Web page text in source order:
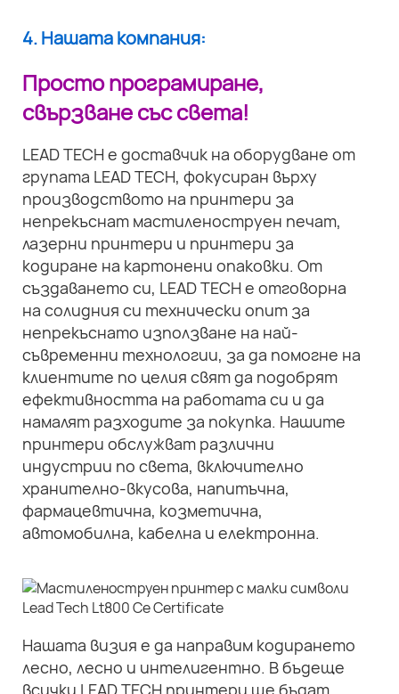
4. Нашата компания:
Просто програмиране,
свързване със света!
LEAD TECH е доставчик на оборудване от
групата LEAD TECH, фокусиран върху
производството на принтери за
непрекъснат мастиленоструен печат,
лазерни принтери и принтери за
кодиране на картонени опаковки. От
създаването си, LEAD TECH е отговорна
на солидния си технически опит за
непрекъснато използване на най-
съвременни технологии, за да помогне на
клиентите по целия свят да подобрят
ефективността на работата си и да
намалят разходите за покупка. Нашите
принтери обслужват различни
индустрии по света, включително
хранително-вкусова, напитъчна,
фармацевтична, козметична,
автомобилна, кабелна и електронна.
Нашата визия е да направим кодирането
лесно, лесно и интелигентно. В бъдеще